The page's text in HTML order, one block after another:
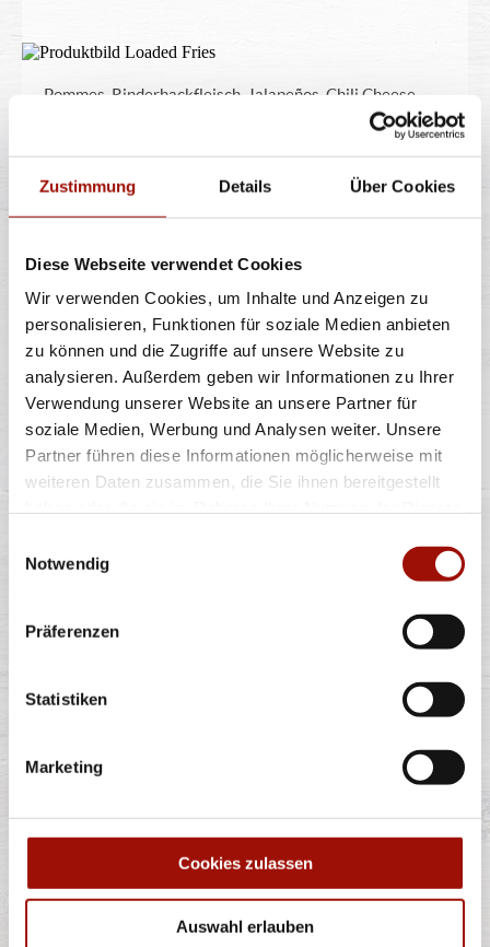
Zustimmung Details Über Cookies
Diese Webseite verwendet Cookies
Wir verwenden Cookies, um Inhalte und Anzeigen zu
personalisieren, Funktionen für soziale Medien anbieten
zu können und die Zugriffe auf unsere Website zu
analysieren. Außerdem geben wir Informationen zu Ihrer
Verwendung unserer Website an unsere Partner für
soziale Medien, Werbung und Analysen weiter. Unsere
Partner führen diese Informationen möglicherweise mit
weiteren Daten zusammen, die Sie ihnen bereitgestellt
Notwendig
Präferenzen
Statistiken
Marketing
Cookies zulassen
Auswahl erlauben
Pommes, Rinderhackfleisch, Jalapeños, Chili Cheese
7,99 €
POMMES
Knusprige Pommes Frites inclusive Dip nach Wahl
5,49 €
FLATBREAD SIZILIANA
Siziliana Dip (aus Tomatencreme
Alle Preise in €. Alle Preise inkl. gesetzl. MwSt. Alle Angaben zu